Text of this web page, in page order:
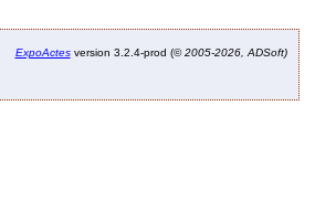
ExpoActesversion 3.2.4-prod (©2005-2026, ADSoft)